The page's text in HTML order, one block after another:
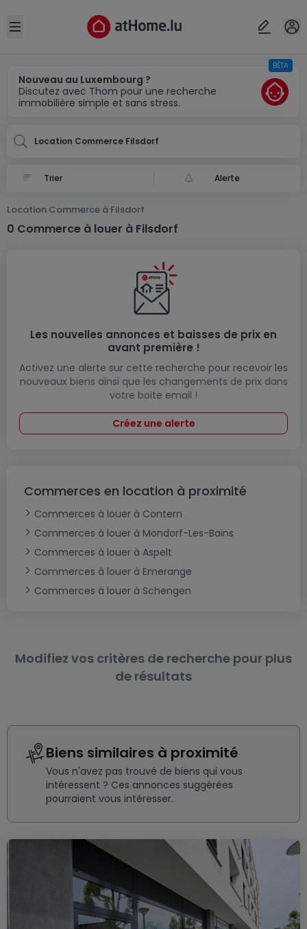
Open sidebar
Nouveau au Luxembourg ?
Discutez avec Thom pour une recherche
immobilière simple et sans stress.
BÊTA
Location Commerce Filsdorf
Alerte
Location Commerce à Filsdorf
0 Commerce à louer à Filsdorf
Les nouvelles annonces et baisses de prix en
avant première !
Activez une alerte sur cette recherche pour recevoir les
nouveaux biens ainsi que les changements de prix dans
votre boite email !
Créez une alerte
Commerces en location à proximité
Commerces à louer à Contern
Commerces à louer à Mondorf-Les-Bains
Commerces à louer à Aspelt
Commerces à louer à Emerange
Commerces à louer à Schengen
Modifiez vos critères de recherche pour plus
de résultats
Biens similaires à proximité
Vous n'avez pas trouvé de biens qui vous
intéressent ? Ces annonces suggérées
pourraient vous intéresser.
Localité(s)
Annuler OK